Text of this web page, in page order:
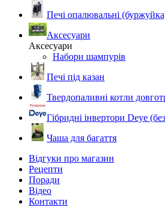
Печі опалювальні
Аксесуари
Аксесуари
Набори шампурів
Печі під казан
Твердопаливні котли
Гібридні інвертори Deye
Чаша для багаття
Відгуки про магазин
Рецепти
Поради
Відео
Контакти